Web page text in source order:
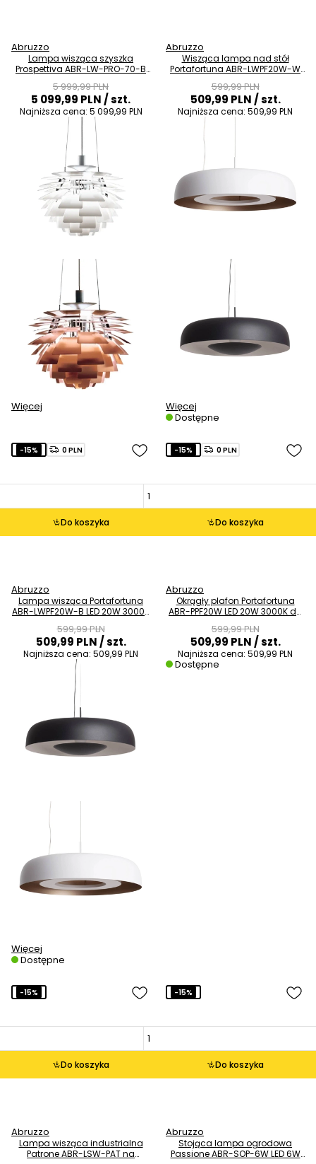
Abruzzo
Lampa wisząca szyszka
Prospettiva ABR-LW-PRO-70-B
5 999,99 PLN
5 099,99 PLN/ szt.
Najniższa cena: 5 099,99 PLN
Więcej
Abruzzo
Wisząca lampa nad stół
Portafortuna ABR-LWPF20W-W
599,99 PLN
509,99 PLN/ szt.
Najniższa cena: 509,99 PLN
Więcej
Dostępne
Do koszyka
-15% 0 PLN
Abruzzo
Lampa wisząca Portafortuna
ABR-LWPF20W-B LED 20W 3000K
599,99 PLN
509,99 PLN/ szt.
Najniższa cena: 509,99 PLN
Więcej
Dostępne
Do koszyka
-15% 0 PLN
Abruzzo
Okrągły plafon Portafortuna
ABR-PPF20W LED 20W 3000K do
599,99 PLN
509,99 PLN/ szt.
Najniższa cena: 509,99 PLN
Dostępne
Do koszyka
-15%
Abruzzo
Lampa wisząca industrialna
Patrone ABR-LSW-PAT na
Do koszyka
-15%
Abruzzo
Stojąca lampa ogrodowa
Passione ABR-SOP-6W LED 6W